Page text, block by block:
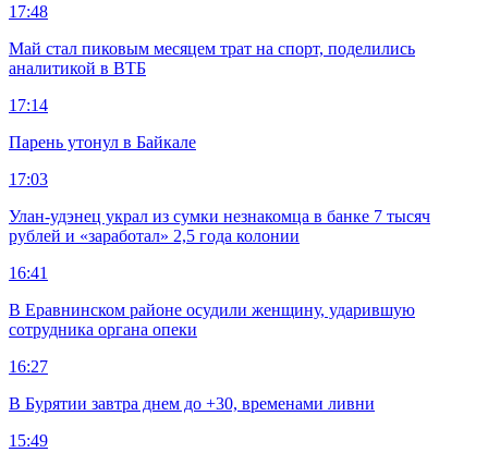
17:48
Май стал пиковым месяцем трат на спорт, поделились
аналитикой в ВТБ
17:14
Парень утонул в Байкале
17:03
Улан-удэнец украл из сумки незнакомца в банке 7 тысяч
рублей и «заработал» 2,5 года колонии
16:41
В Еравнинском районе осудили женщину, ударившую
сотрудника органа опеки
16:27
В Бурятии завтра днем до +30, временами ливни
15:49